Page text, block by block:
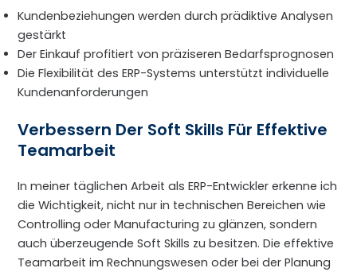
Kundenbeziehungen werden durch prädiktive Analysen
gestärkt
Der Einkauf profitiert von präziseren Bedarfsprognosen
Die Flexibilität des ERP-Systems unterstützt individuelle
Kundenanforderungen
Verbessern Der Soft Skills Für Effektive
Teamarbeit
In meiner täglichen Arbeit als ERP-Entwickler erkenne ich
die Wichtigkeit, nicht nur in technischen Bereichen wie
Controlling oder Manufacturing zu glänzen, sondern
auch überzeugende Soft Skills zu besitzen. Die effektive
Teamarbeit im Rechnungswesen oder bei der Planung